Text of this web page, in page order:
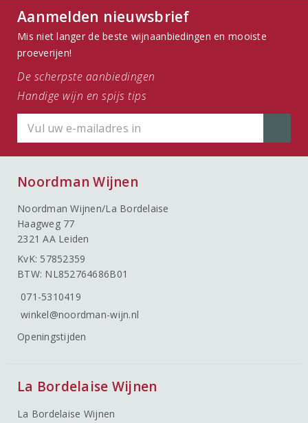
Aanmelden nieuwsbrief
Mis niet langer de beste wijnaanbiedingen en mooiste
proeverijen!
De scherpste aanbiedingen
Handige wijn en spijs tips
Noordman Wijnen
Noordman Wijnen/La Bordelaise
Haagweg 77
2321 AA Leiden
KvK: 57852359
BTW: NL852764686B01
071-5310419
winkel@noordman-wijn.nl
Openingstijden
La Bordelaise Wijnen
La Bordelaise Wijnen